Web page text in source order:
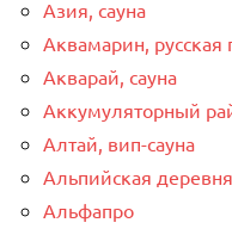
Азия, сауна
Аквамарин, русская
Акварай, сауна
Аккумуляторный
Алтай, вип-сауна
Альпийская
Альфапро